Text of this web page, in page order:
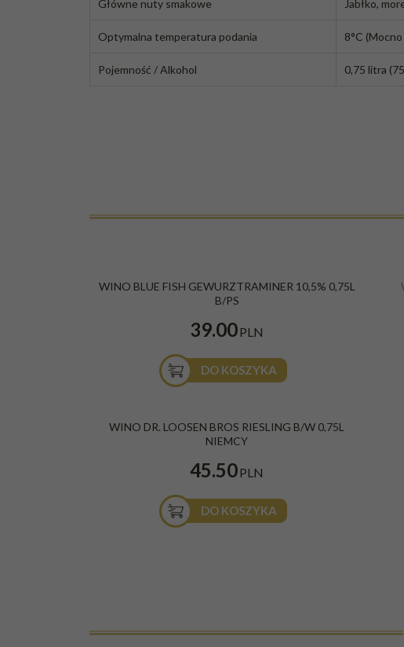
Główne nuty smakowe Jabłko,
Optymalna temperatura podania 8°C
Pojemność / Alkohol 0,75 litra
WINO BLUE FISH GEWURZTRAMINER 10,5% 0,75L
B/PS
39.00PLN
DO KOSZYKA
WINO DR. LOOSEN BROS RIESLING B/W 0,75L
NIEMCY
45.50PLN
DO KOSZYKA